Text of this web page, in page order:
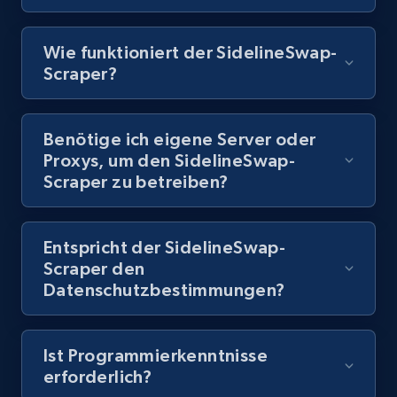
by Explore page URL
URL, Title, Youtuber, Youtuber md5, Video url,
Video length, Likes, Views, and more.
8.1K+ 713+ Gratis testen
Youtube - Videos posts - Discovery videos
by podcast url
URL, Title, Youtuber, Youtuber md5, Video url,
Wie funktioniert der SidelineSwap-
Scraper?
Benötige ich eigene Server oder
Proxys, um den SidelineSwap-
Scraper zu betreiben?
Entspricht der SidelineSwap-
Scraper den
Datenschutzbestimmungen?
Ist Programmierkenntnisse
erforderlich?